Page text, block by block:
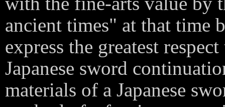
ancient times" at that time
express the greatest
Japanese sword
materials of a Japanese